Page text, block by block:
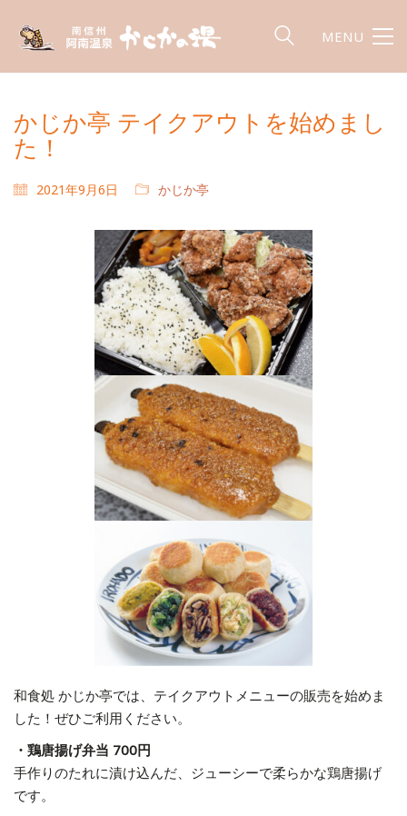
MENU
かじか亭 テイクアウトを始めまし
た！
2021年9月6日 かじか亭
和食処 かじか亭では、テイクアウトメニューの販売を始めま
した！ぜひご利用ください。
・鶏唐揚げ弁当 700円
手作りのたれに漬け込んだ、ジューシーで柔らかな鶏唐揚げ
です。